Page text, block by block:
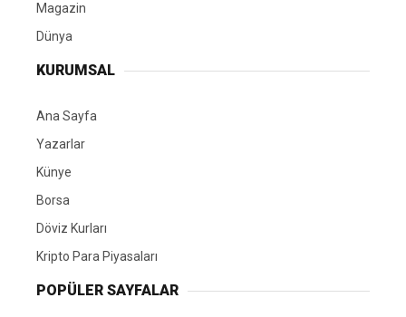
Magazin
Dünya
KURUMSAL
Ana Sayfa
Yazarlar
Künye
Borsa
Döviz Kurları
Kripto Para Piyasaları
POPÜLER SAYFALAR